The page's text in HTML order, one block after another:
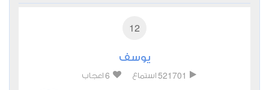
12
يوسف
521701 استماع 6 اعجاب